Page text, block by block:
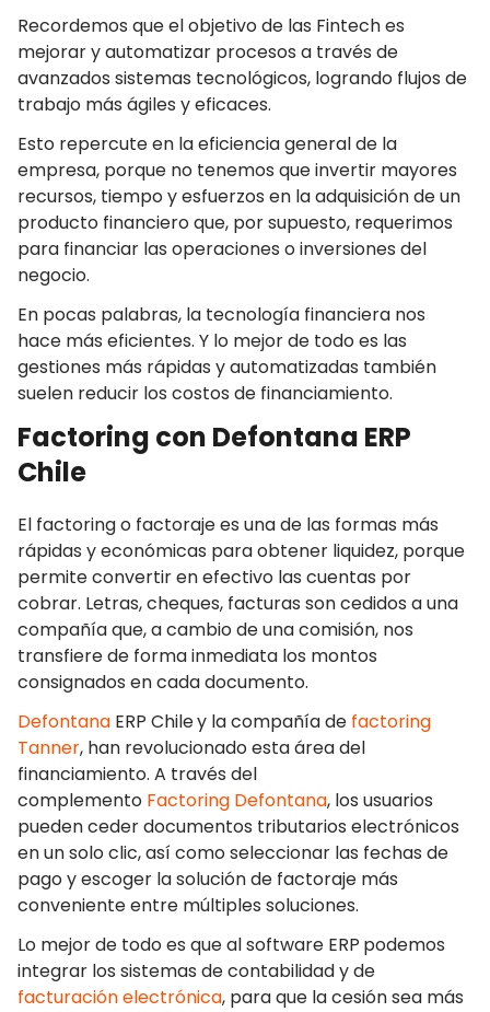
Recordemos que el objetivo de las Fintech es
mejorar y automatizar procesos a través de
avanzados sistemas tecnológicos, logrando flujos de
trabajo más ágiles y eficaces.
Esto repercute en la eficiencia general de la
empresa, porque no tenemos que invertir mayores
recursos, tiempo y esfuerzos en la adquisición de un
producto financiero que, por supuesto, requerimos
para financiar las operaciones o inversiones del
negocio.
En pocas palabras, la tecnología financiera nos
hace más eficientes. Y lo mejor de todo es las
gestiones más rápidas y automatizadas también
suelen reducir los costos de financiamiento.
Factoring con Defontana ERP
Chile
El factoring o factoraje es una de las formas más
rápidas y económicas para obtener liquidez, porque
permite convertir en efectivo las cuentas por
cobrar. Letras, cheques, facturas son cedidos a una
compañía que, a cambio de una comisión, nos
transfiere de forma inmediata los montos
consignados en cada documento.
Defontana ERP Chiley la compañía de factoring
Tanner, han revolucionado esta área del
financiamiento. A través del
complemento Factoring Defontana, los usuarios
pueden ceder documentos tributarios electrónicos
en un solo clic, así como seleccionar las fechas de
pago y escoger la solución de factoraje más
conveniente entre múltiples soluciones.
Lo mejor de todo es que al software ERP podemos
integrar los sistemas de contabilidad y de
facturación electrónica, para que la cesión sea más